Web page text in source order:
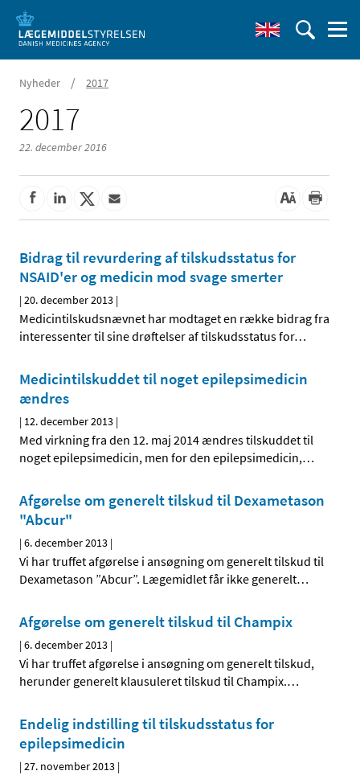
Nyheder / 2017
2017
22. december 2016
Bidrag til revurdering af tilskudsstatus for
NSAID'er og medicin mod svage smerter
|20. december 2013 |
Medicintilskudsnævnet har modtaget en række bidrag fra
interessenter til sine drøftelser af tilskudsstatus for…
Medicintilskuddet til noget epilepsimedicin
ændres
| 12. december 2013 |
Med virkning fra den 12. maj 2014 ændres tilskuddet til
noget epilepsimedicin, men for den epilepsimedicin,…
Afgørelse om generelt tilskud til Dexametason
"Abcur"
|6. december 2013 |
Vi har truffet afgørelse i ansøgning om generelt tilskud til
Dexametason ”Abcur”. Lægemidlet får ikke generelt…
Afgørelse om generelt tilskud til Champix
|6. december 2013 |
Vi har truffet afgørelse i ansøgning om generelt tilskud,
herunder generelt klausuleret tilskud til Champix.…
Endelig indstilling til tilskudsstatus for
epilepsimedicin
|27. november 2013 |